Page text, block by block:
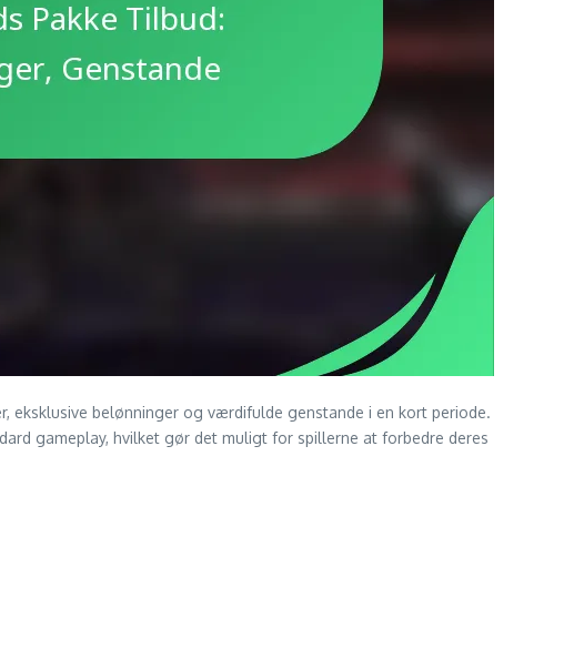
eksklusive belønninger og værdifulde genstande i en kort periode.
gameplay, hvilket gør det muligt for spillerne at forbedre deres